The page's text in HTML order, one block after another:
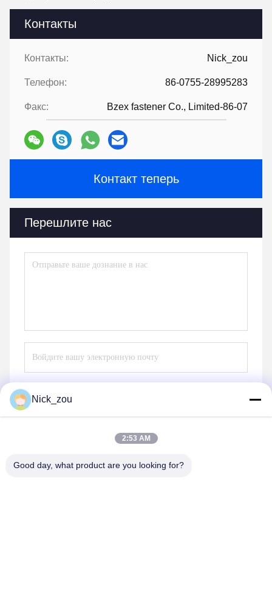
Контакты
Контакты: Nick_zou
Телефон: 86-0755-28995283
Факс: Bzex fastener Co., Limited-86-07
Контакт теперь
Перешлите нас
Nick_zou
2:53 AM
Good day, what product are you looking for?